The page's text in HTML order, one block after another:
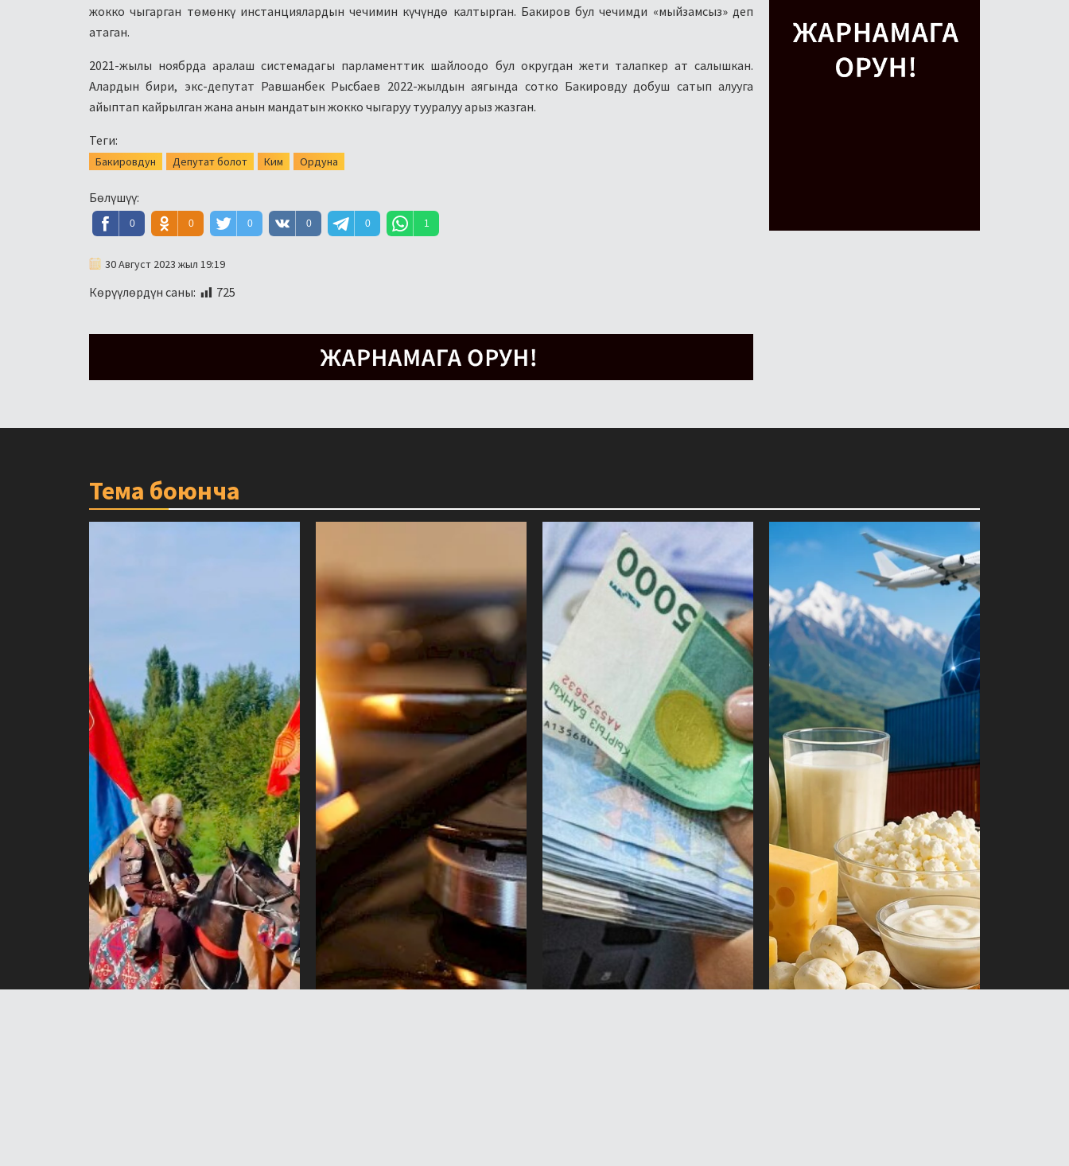
жокко чыгарган төмөнкү инстанциялардын чечимин күчүндө калтырган. Бакиров бул чечимди «мыйзамсыз» деп
атаган.
2021-жылы ноябрда аралаш системадагы парламенттик шайлоодо бул округдан жети талапкер ат салышкан.
Алардын бири, экс-депутат Равшанбек Рысбаев 2022-жылдын аягында сотко Бакировду добуш сатып алууга
айыптап кайрылган жана анын мандатын жокко чыгаруу тууралуу арыз жазган.
Теги:
Бакировдун Депутат болот Ким Ордуна
Бөлүшүү:
0 0 0 0 0 1
30 Август 2023 жыл 19:19
Көрүүлөрдүн саны: 725
Тема боюнча